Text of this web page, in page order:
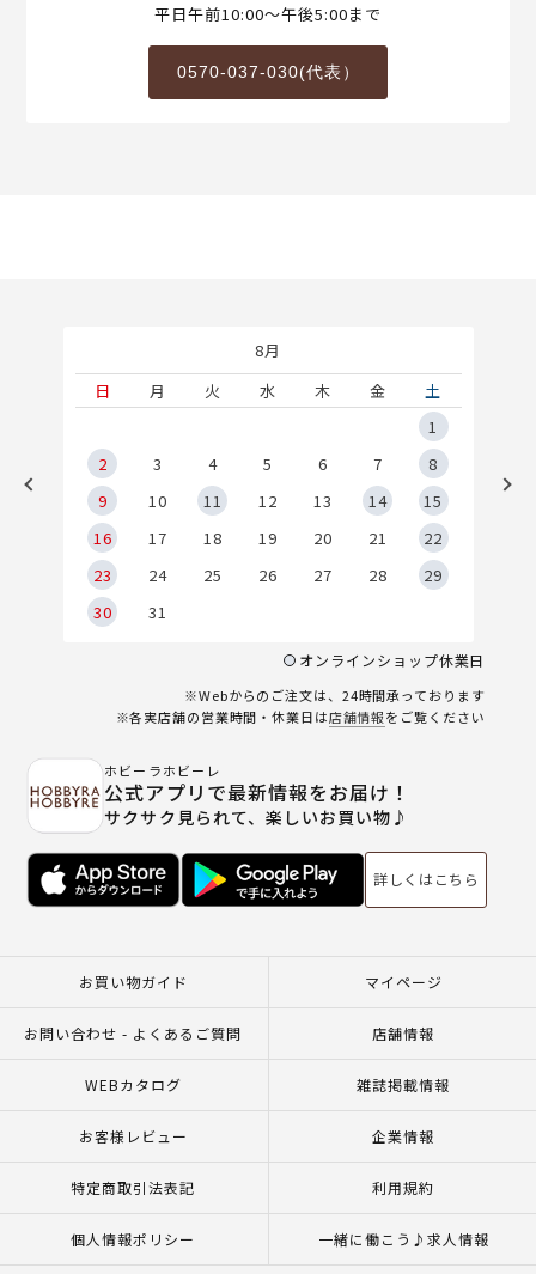
平日午前10:00～午後5:00まで
0570-037-030(代表）
8月
日
月 火 水 木 金
土
1
2
3 4 5 6 7
8
9
10 11 12 13 14
15
16
17 18 19 20 21
22
23
24 25 26 27 28
29
30
31
オンラインショップ休業日
※Webからのご注文は、24時間承っております
※各実店舗の営業時間・休業日は店舗情報をご覧ください
ホビーラホビーレ
公式アプリで最新情報をお届け！
サクサク見られて、楽しいお買い物♪
詳しくはこちら
お買い物ガイド マイページ
お問い合わせ - よくあるご質問 店舗情報
WEBカタログ 雑誌掲載情報
お客様レビュー 企業情報
特定商取引法表記 利用規約
個人情報ポリシー 一緒に働こう♪求人情報